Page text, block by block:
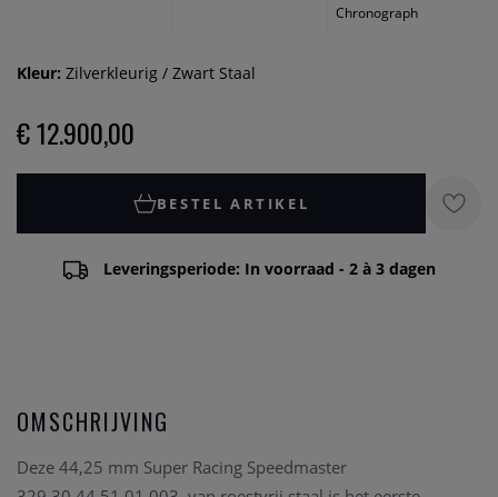
Chronograph
Kleur: Zilverkleurig / Zwart Staal
€ 12.900,00
BESTEL ARTIKEL
Leveringsperiode: In voorraad - 2 à 3 dagen
OMSCHRIJVING
Deze 44,25 mm Super Racing Speedmaster